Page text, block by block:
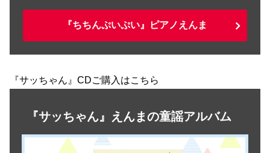
『ちちんぷいぷい』ピアノえんま
『サッちゃん』CDご購入はこちら
『サッちゃん』えんまの童謡アルバム